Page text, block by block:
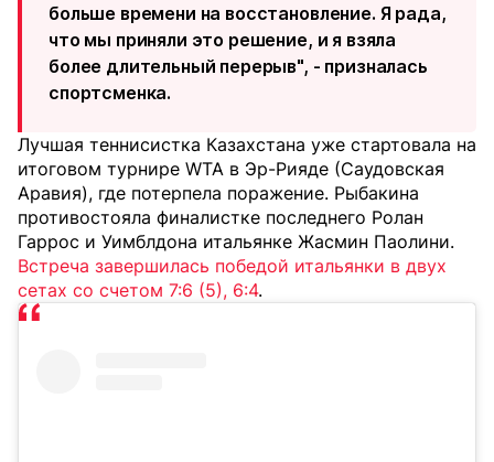
больше времени на восстановление. Я рада,
что мы приняли это решение, и я взяла
более длительный перерыв", - призналась
спортсменка.
Лучшая теннисистка Казахстана уже стартовала на
итоговом турнире WTA в Эр-Рияде (Саудовская
Аравия), где потерпела поражение. Рыбакина
противостояла финалистке последнего Ролан
Гаррос и Уимблдона итальянке Жасмин Паолини.
Встреча завершилась победой итальянки в двух
сетах со счетом 7:6 (5), 6:4.